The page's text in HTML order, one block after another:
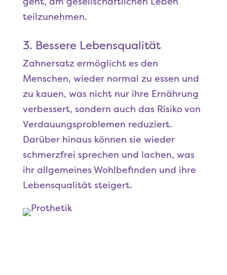
teilzunehmen.
3. Bessere Lebensqualität
Zahnersatz ermöglicht es den
Menschen, wieder normal zu essen und
zu kauen, was nicht nur ihre Ernährung
verbessert, sondern auch das Risiko von
Verdauungsproblemen reduziert.
Darüber hinaus können sie wieder
schmerzfrei sprechen und lachen, was
ihr allgemeines Wohlbefinden und ihre
Lebensqualität steigert.